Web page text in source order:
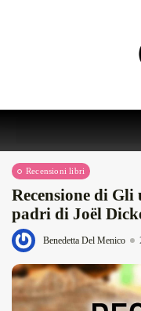
Recensioni libri
Recensione di
padri di Joël
Benedetta Del Menico